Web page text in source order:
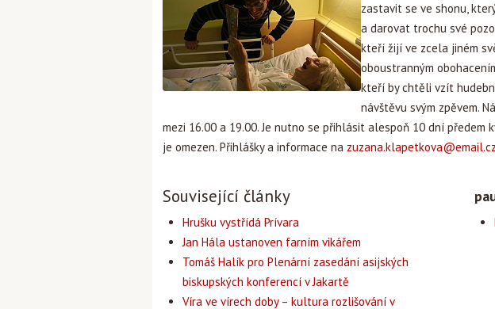
zastavit se ve shonu,
a darovat trochu své
kteří žijí ve zcela jiném
oboustranným
kteří by chtěli vzít
návštěvu svým zpěvem.
mezi 16.00 a 19.00. Je nutno se přihlásit alespoň 10 dní předem
je omezen. Přihlášky a informace na zuzana.klapetkova@email.cz
Související články
Hrušku vystřídá Prívara
Jan Hála ustanoven farním vikářem
Tomáš Halík pro Plenární zasedání asijských
biskupských konferencí v Jakartě
Víra ve vírech doby – kultura rozlišování v